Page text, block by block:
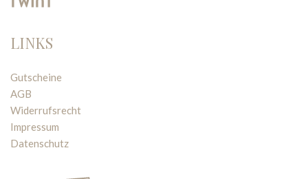
LINKS
Gutscheine
AGB
Widerrufsrecht
Impressum
Datenschutz